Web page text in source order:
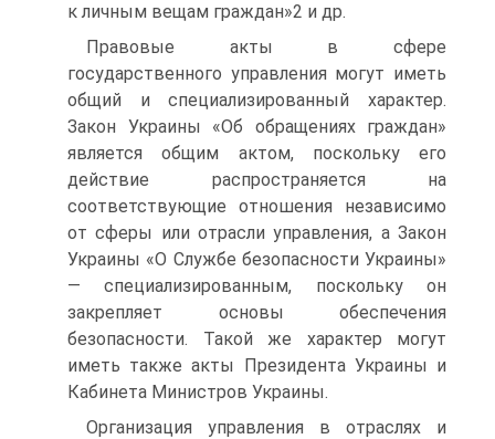
к личным вещам граждан»2 и др.
Правовые акты в сфере
государственного управления могут иметь
общий и специализированный характер.
Закон Украины «Об обращениях граждан»
является общим актом, поскольку его
действие распространяется на
соответствующие отношения независимо
от сферы или отрасли управления, а Закон
Украины «О Службе безопасности Украины»
— специализированным, поскольку он
закрепляет основы обеспечения
безопасности. Такой же характер могут
иметь также акты Президента Украины и
Кабинета Министров Украины.
Организация управления в отраслях и